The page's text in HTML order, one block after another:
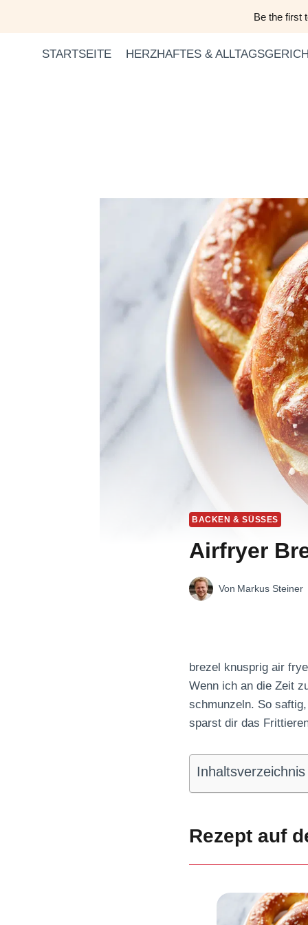
Be the first
STARTSEITE HERZHAFTES &
BACKEN & SÜSSES
Airfryer
Von Markus Steiner
brezel knusprig air
Wenn ich an die Zeit
schmunzeln. So
sparst dir das
Inhaltsverzeichnis
Rezept auf